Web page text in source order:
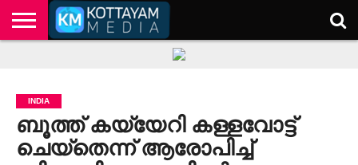
INDIA
ബൂത്ത് കയ്യേറി കള്ളവോട്ട്
ചെയ്‌തെന്ന് ആരോപിച്ച്